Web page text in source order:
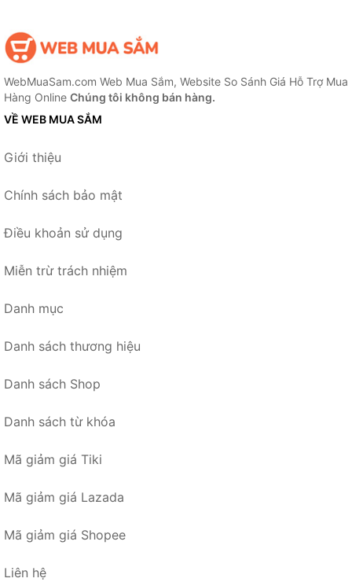
WebMuaSam.com Web Mua Sắm, Website So Sánh Giá Hỗ Trợ Mua
Hàng Online Chúng tôi không bán hàng.
VỀ WEB MUA SẮM
Giới thiệu
Chính sách bảo mật
Điều khoản sử dụng
Miễn trừ trách nhiệm
Danh mục
Danh sách thương hiệu
Danh sách Shop
Danh sách từ khóa
Mã giảm giá Tiki
Mã giảm giá Lazada
Mã giảm giá Shopee
Liên hệ